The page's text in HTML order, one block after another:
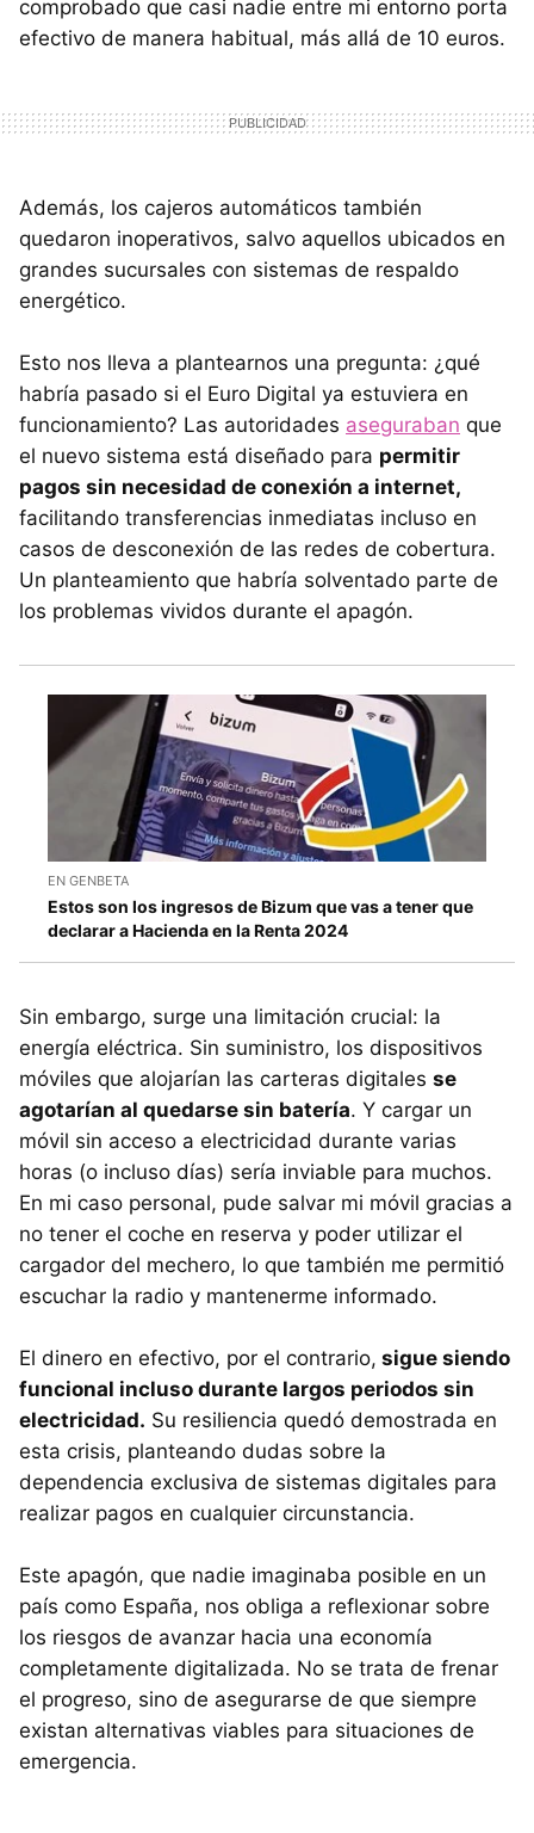
comprobado que casi nadie entre mi entorno porta
efectivo de manera habitual, más allá de 10 euros.
Además, los cajeros automáticos también
quedaron inoperativos, salvo aquellos ubicados en
grandes sucursales con sistemas de respaldo
energético.
Esto nos lleva a plantearnos una pregunta: ¿qué
habría pasado si el Euro Digital ya estuviera en
funcionamiento? Las autoridades aseguraban que
el nuevo sistema está diseñado para permitir
pagos sin necesidad de conexión a internet,
facilitando transferencias inmediatas incluso en
casos de desconexión de las redes de cobertura.
Un planteamiento que habría solventado parte de
los problemas vividos durante el apagón.
EN GENBETA
Estos son los ingresos de Bizum que vas a tener que
declarar a Hacienda en la Renta 2024
Sin embargo, surge una limitación crucial: la
energía eléctrica. Sin suministro, los dispositivos
móviles que alojarían las carteras digitales se
agotarían al quedarse sin batería. Y cargar un
móvil sin acceso a electricidad durante varias
horas (o incluso días) sería inviable para muchos.
En mi caso personal, pude salvar mi móvil gracias a
no tener el coche en reserva y poder utilizar el
cargador del mechero, lo que también me permitió
escuchar la radio y mantenerme informado.
El dinero en efectivo, por el contrario, sigue siendo
funcional incluso durante largos periodos sin
electricidad. Su resiliencia quedó demostrada en
esta crisis, planteando dudas sobre la
dependencia exclusiva de sistemas digitales para
realizar pagos en cualquier circunstancia.
Este apagón, que nadie imaginaba posible en un
país como España, nos obliga a reflexionar sobre
los riesgos de avanzar hacia una economía
completamente digitalizada. No se trata de frenar
el progreso, sino de asegurarse de que siempre
existan alternativas viables para situaciones de
emergencia.